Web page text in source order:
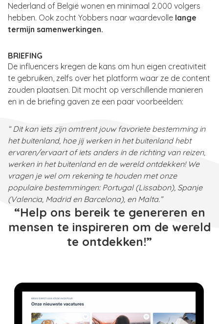
Nederland of België wonen en minimaal 2.000 volgers
hebben. Ook zocht Yobbers naar waardevolle lange
termijn samenwerkingen.
BRIEFING
De influencers kregen de kans om hun eigen creativiteit
te gebruiken, zelfs over het platform waar ze de content
zouden plaatsen. Dit mocht op verschillende manieren
en in de briefing gaven ze een paar voorbeelden:
“ Dit kan iets zijn omtrent jouw favoriete bestemming in
het buitenland, hoe jij werken in het buitenland hebt
ervaren/ervaart of iets anders in de richting van reizen,
werken in het buitenland en de wereld ontdekken! We
vragen je wel om rekening te houden met onze
populaire bestemmingen: Portugal (Lissabon), Spanje
(Valencia, Madrid en Barcelona), en Malta.”
“Help ons bereik te genereren en
mensen te inspireren om de wereld
te ontdekken!”